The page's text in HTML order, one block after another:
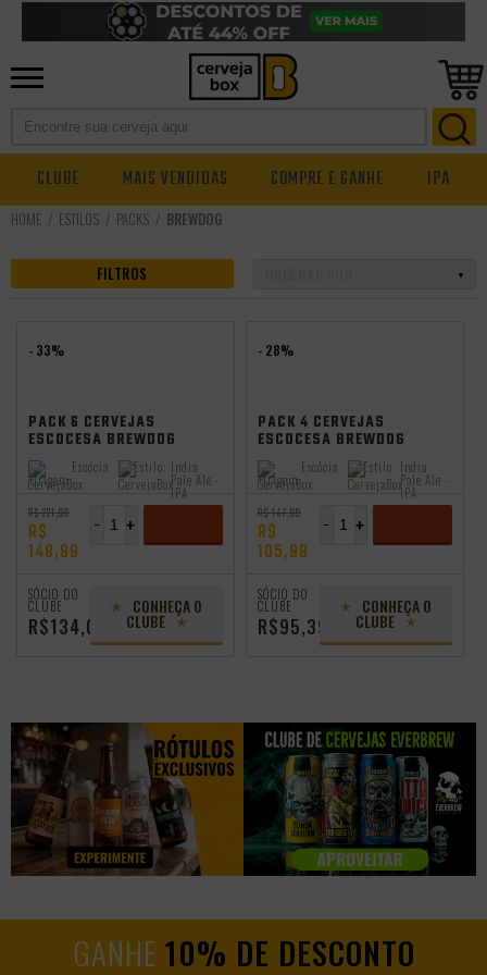
CLUBE MAIS VENDIDAS COMPRE E GANHE IPA
ESTILOS PACKS BREWDOG
FILTROS
- 33%
PACK 6 CERVEJAS
ESCOCESA BREWDOG
PUNK IPA LATA 330ML
Origem:
Escócia Estilo: India
Pale Ale -
IPA
R$ 221,99
R$
148,99
+
-
SÓCIO DO
CLUBE
R$134,09
CONHEÇA O
CLUBE
- 28%
PACK 4 CERVEJAS
ESCOCESA BREWDOG
PUNK IPA LATA 330ML
Origem:
Escócia Estilo: India
Pale Ale -
IPA
R$ 147,99
R$
105,99
+
-
SÓCIO DO
CLUBE
R$95,39
CONHEÇA O
CLUBE
GANHE 10% DE DESCONTO